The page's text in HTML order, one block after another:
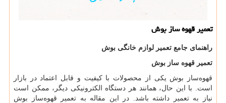
تعمیر قهوه ساز بوش
راهنمای جامع تعمیر لوازم خانگی بوش
تعمیر قهوه ساز بوش
قهوه‌ساز بوش یکی از محصولات با کیفیت و قابل اعتماد در بازار
است. با این حال، همانند هر دستگاه الکترونیکی دیگر، ممکن است
نیاز به تعمیر داشته باشد. در این مقاله به تعمیر قهوه‌ساز بوش